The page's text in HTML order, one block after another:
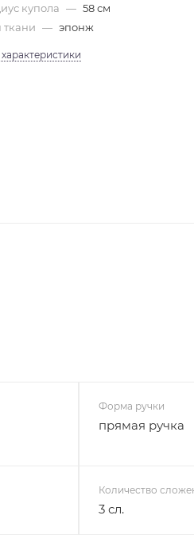
купола — 58 см
ткани — эпонж
Форма ручки
прямая ручка
Количество
3 сл.